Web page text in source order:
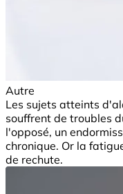
Autre
Les sujets atteints
souffrent de troubles
l'opposé, un
chronique. Or la
de rechute.